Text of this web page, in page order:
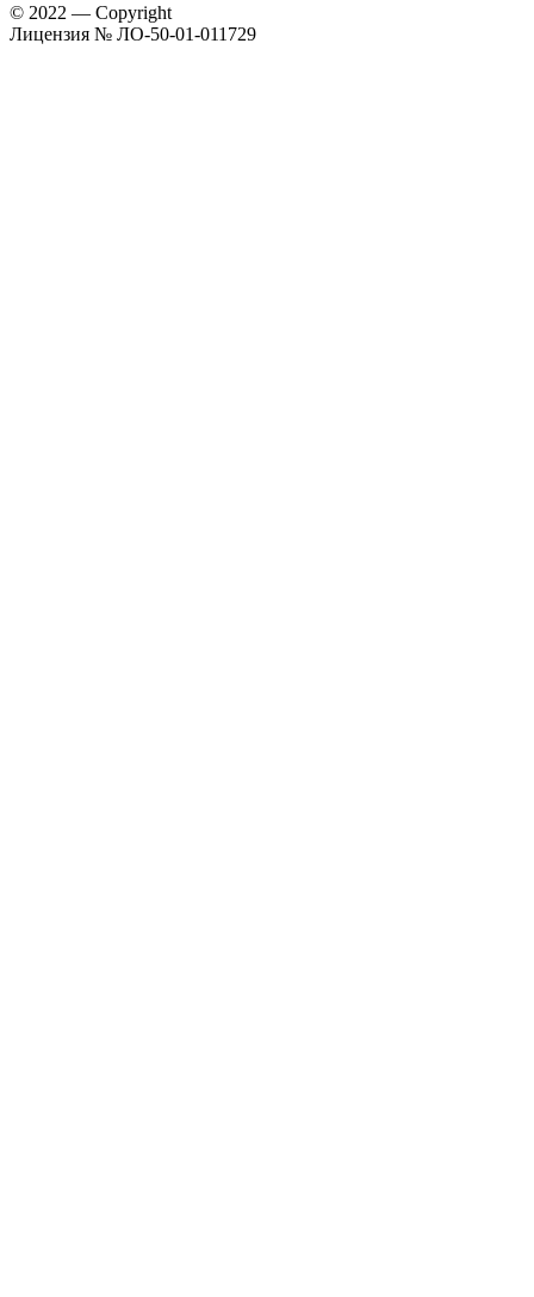
© 2022 — Copyright
Лицензия № ЛО-50-01-011729